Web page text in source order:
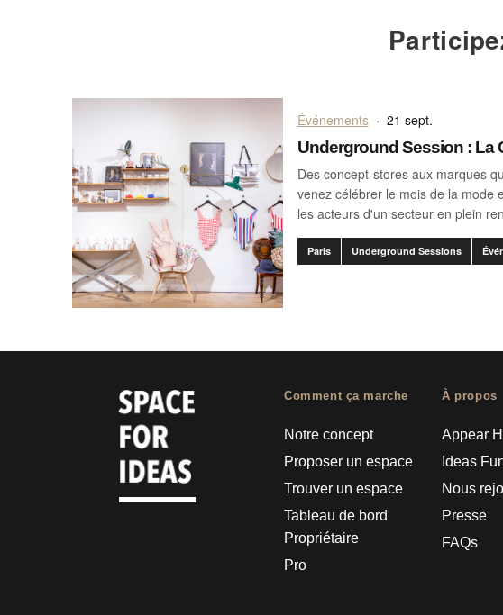
Événements · 21 sept.
Underground Session : La
Des concept-stores aux marques
venez célébrer le mois de la mode
les acteurs d'un secteur en plein
Paris Underground Sessions
Comment ça marche
Notre concept
Proposer un espace
Trouver un espace
Tableau de bord
Propriétaire
Pro
À propos
Appear
Ideas
Nous
Presse
FAQs